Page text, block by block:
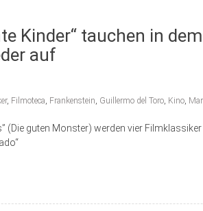
Kinder“ tauchen in
auf
, Filmoteca, Frankenstein, Guillermo del Toro, Kino,
(Die guten Monster) werden vier